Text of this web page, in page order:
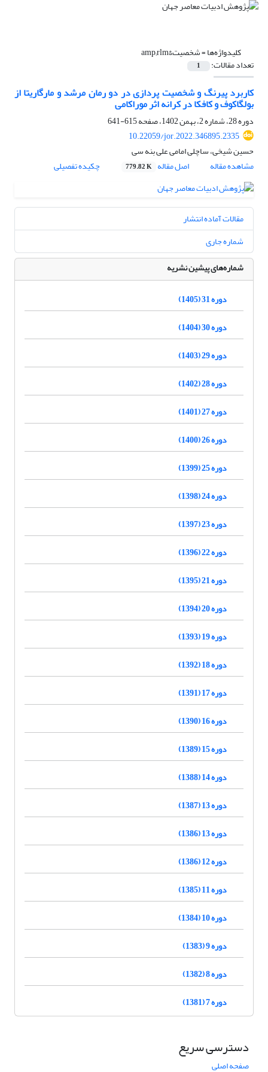
کلیدواژه‌ها =شخصیت&amp;rlm
تعداد مقالات: 1
کاربرد پیرنگ و شخصیت‏ پردازی در دو رمان مرشد و مارگاریتا از
بولگاکوف و کافکا در کرانه اثر موراکامی
دوره 28، شماره 2، بهمن 1402، صفحه
615-641
10.22059/jor.2022.346895.2335
حسین شیخی، ساچلی امامی علی بنه سی
مشاهده مقاله
اصل مقاله 779.82 K چکیده تفصیلی
مقالات آماده انتشار
شماره جاری
شماره‌های پیشین نشریه
دوره 31 (1405)
دوره 30 (1404)
دوره 29 (1403)
دوره 28 (1402)
دوره 27 (1401)
دوره 26 (1400)
دوره 25 (1399)
دوره 24 (1398)
دوره 23 (1397)
دوره 22 (1396)
دوره 21 (1395)
دوره 20 (1394)
دوره 19 (1393)
دوره 18 (1392)
دوره 17 (1391)
دوره 16 (1390)
دوره 15 (1389)
دوره 14 (1388)
دوره 13 (1387)
دوره 13 (1386)
دوره 12 (1386)
دوره 11 (1385)
دوره 10 (1384)
دوره 9 (1383)
دوره 8 (1382)
دوره 7 (1381)
دسترسی سریع
صفحه اصلی